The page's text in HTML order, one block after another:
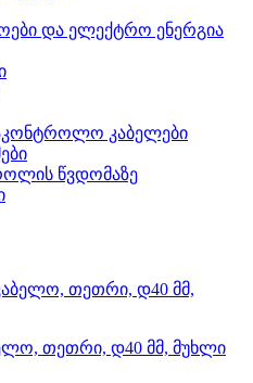
და ელექტრო ენერგია
კაბელები
წვდომაზე
თეთრი, დ40 მმ,